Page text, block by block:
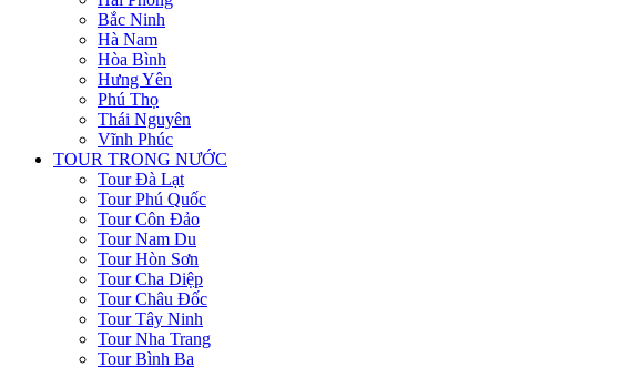
Bắc Ninh
Hà Nam
Hòa Bình
Hưng Yên
Phú Thọ
Thái Nguyên
Vĩnh Phúc
TOUR TRONG NƯỚC
Tour Đà Lạt
Tour Phú Quốc
Tour Côn Đảo
Tour Nam Du
Tour Hòn Sơn
Tour Cha Diệp
Tour Châu Đốc
Tour Tây Ninh
Tour Nha Trang
Tour Bình Ba